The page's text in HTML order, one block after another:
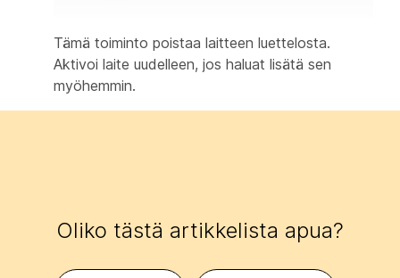
Tämä toiminto poistaa laitteen luettelosta.
Aktivoi laite uudelleen, jos haluat lisätä sen
myöhemmin.
Oliko tästä artikkelista apua?